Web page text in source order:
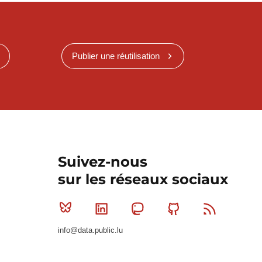
Publier une réutilisation
Suivez-nous
sur les réseaux sociaux
Bluesky Linkedin MastodonGithub
info@data.public.lu